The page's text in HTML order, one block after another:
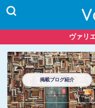
ヴァリ
掲載ブログ紹介